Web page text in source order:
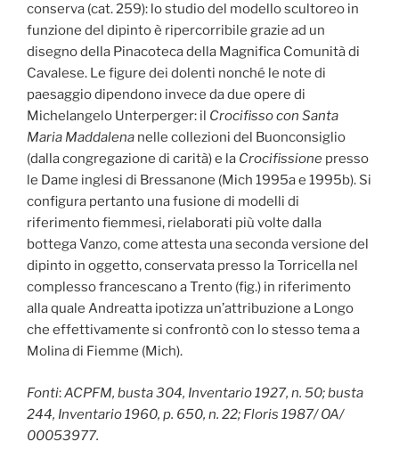
conserva (cat. 259): lo studio del modello scultoreo in
funzione del dipinto è ripercorribile grazie ad un
disegno della Pinacoteca della Magnifica Comunità di
Cavalese. Le figure dei dolenti nonché le note di
paesaggio dipendono invece da due opere di
Michelangelo Unterperger: il Crocifisso con Santa
Maria Maddalena nelle collezioni del Buonconsiglio
(dalla congregazione di carità) e la Crocifissione presso
le Dame inglesi di Bressanone (Mich 1995a e 1995b). Si
configura pertanto una fusione di modelli di
riferimento fiemmesi, rielaborati più volte dalla
bottega Vanzo, come attesta una seconda versione del
dipinto in oggetto, conservata presso la Torricella nel
complesso francescano a Trento (fig.) in riferimento
alla quale Andreatta ipotizza un’attribuzione a Longo
che effettivamente si confrontò con lo stesso tema a
Molina di Fiemme (Mich).
Fonti:ACPFM, busta 304, Inventario 1927, n. 50; busta
244, Inventario 1960, p. 650, n. 22; Floris 1987/ OA/
00053977.